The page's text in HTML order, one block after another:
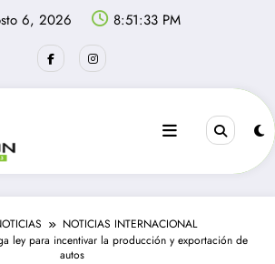
6, 2026 8:51:33 PM
NOTICIAS INTERNACIONAL
ley para incentivar la producción y exportación de
autos